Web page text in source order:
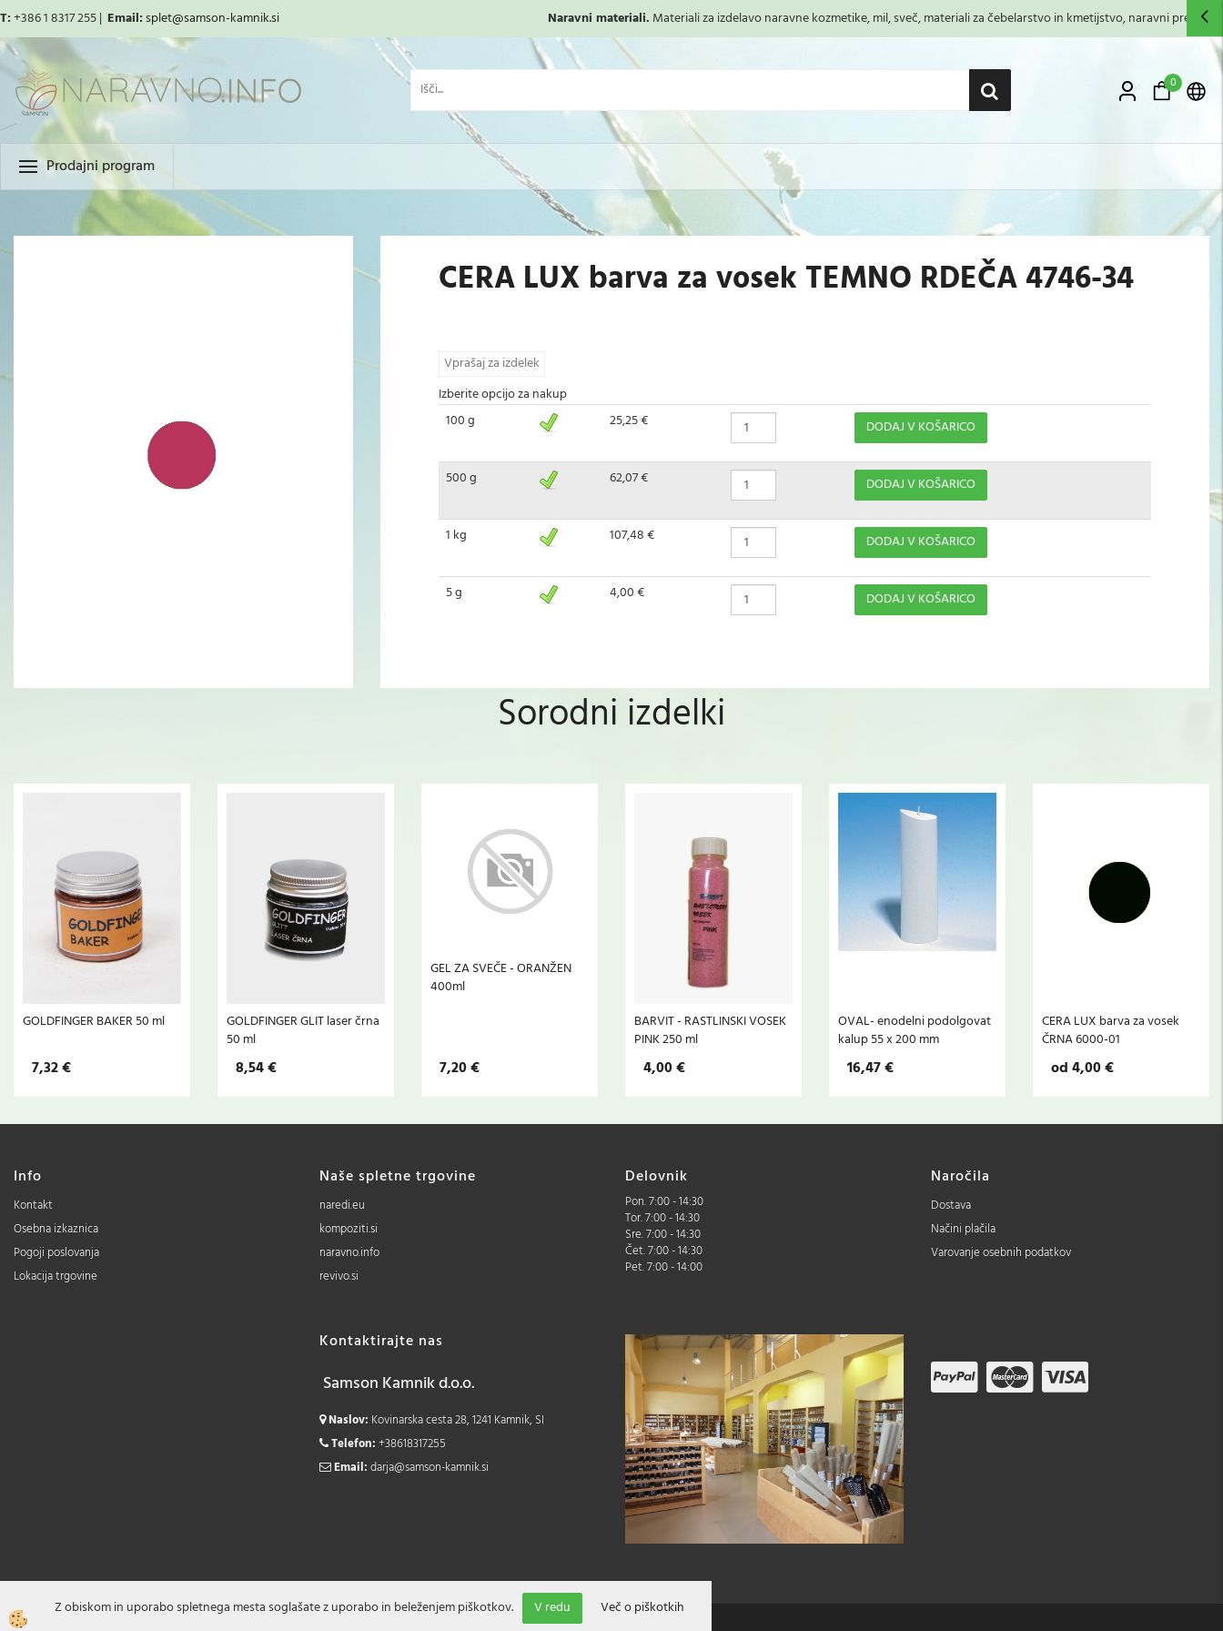
T:+386 1 8317 255 | Email:splet@samson-kamnik.si Naravni materiali. Materiali za izdelavo naravne kozmetike, mil, sveč, materiali za čebelarstvo in kmetijstvo, naravni premazi,...
0
Prodajni program
CERA LUX barva za vosek TEMNO RDEČA 4746-34
Vprašaj za izdelek
Izberite opcijo za nakup
100 g
25,25 € DODAJ V KOŠARICO
500 g 62,07 € DODAJ V KOŠARICO
1 kg 107,48 € DODAJ V KOŠARICO
5 g 4,00 € DODAJ V KOŠARICO
Sorodni izdelki
GOLDFINGER BAKER 50 ml
7,32 €
GOLDFINGER GLIT laser črna
50 ml
8,54 €
GEL ZA SVEČE - ORANŽEN
400ml
7,20 €
BARVIT - RASTLINSKI VOSEK
PINK 250 ml
4,00 €
OVAL- enodelni podolgovat
kalup 55 x 200 mm
16,47 €
CERA LUX barva za vosek
ČRNA 6000-01
od 4,00 €
Info
Kontakt
Osebna izkaznica
Pogoji poslovanja
Lokacija trgovine
Naše spletne trgovine
naredi.eu
kompoziti.si
naravno.info
revivo.si
Delovnik
Pon. 7:00 - 14:30
Tor. 7:00 - 14:30
Sre. 7:00 - 14:30
Čet. 7:00 - 14:30
Pet. 7:00 - 14:00
Naročila
Dostava
Načini plačila
Varovanje osebnih podatkov
Kontaktirajte nas
Samson Kamnik d.o.o.
Naslov: Kovinarska cesta 28, 1241 Kamnik, SI
Telefon:+38618317255
Email:darja@samson-kamnik.si
Izdelava spletne trgovine
Z obiskom in uporabo spletnega mesta soglašate z uporabo in beleženjem piškotkov. V redu Več o piškotkih